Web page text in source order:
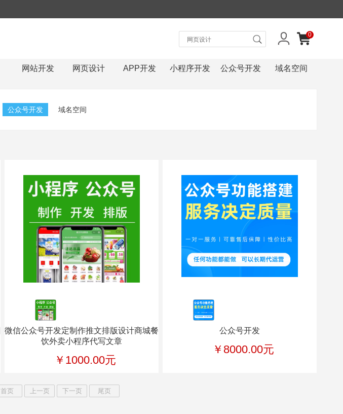
0
网站开发 网页设计 APP开发 小程序开发 公众号开发 域名空间
公众号开发 域名空间
微信公众号开发定制作推文排版设计商城餐
饮外卖小程序代写文章
￥1000.00元
公众号开发
￥8000.00元